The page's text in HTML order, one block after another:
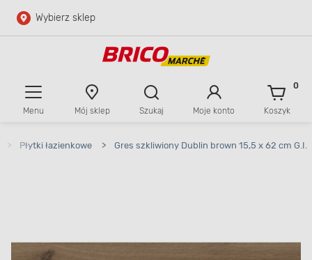
Przejdź do głównej zawartości
Wybierz sklep
Menu Mój sklep Szukaj Moje konto Koszyk
0
> Płytki łazienkowe > Gres szkliwiony Dublin brown 15,5 x 62 cm G.I.